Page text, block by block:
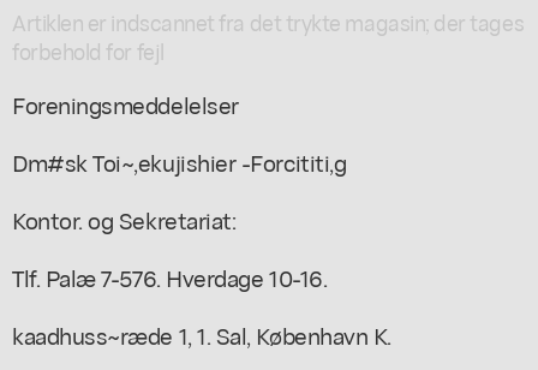
Artiklen er indscannet fra det trykte magasin; der tages
forbehold for fejl
Foreningsmeddelelser
Dm#sk Toi~,ekujishier -Forcititi,g
Kontor. og Sekretariat:
Tlf. Palæ 7-576. Hverdage 10-16.
kaadhuss~ræde 1, 1. Sal, København K.